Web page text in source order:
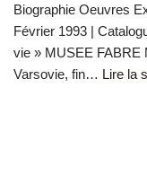
Biographie Oeuvres
Février 1993 |
vie » MUSEE FABRE
Varsovie, fin… Lire la